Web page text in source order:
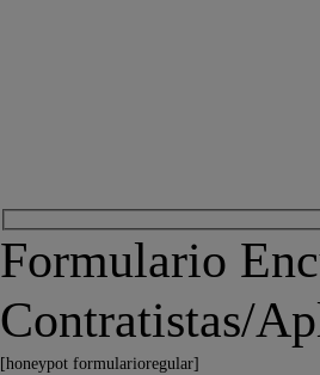
Formulario
Contratistas/
[honeypot formularioregular]